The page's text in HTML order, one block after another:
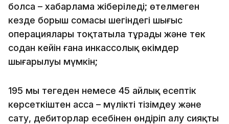
болса – хабарлама жіберіледі; өтелмеген
кезде борыш сомасы шегіндегі шығыс
операциялары тоқтатыла тұрады және тек
содан кейін ғана инкассолық өкімдер
шығарылуы мүмкін;
195 мың теңгеден немесе 45 айлық есептік
көрсеткіштен асса – мүлікті тізімдеу және
сату, дебиторлар есебінен өндіріп алу сияқты